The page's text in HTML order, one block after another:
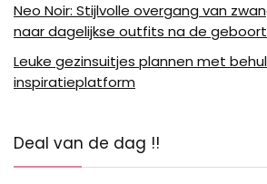
Neo Noir: Stijlvolle overgang van
naar dagelijkse outfits na de
Leuke gezinsuitjes plannen met
inspiratieplatform
Deal van de dag !!